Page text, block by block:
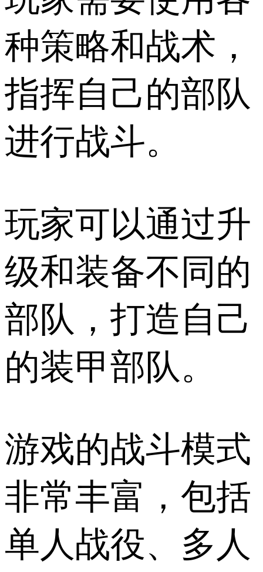
种策略和战术，
指挥自己的部队
进行战斗。
玩家可以通过升
级和装备不同的
部队，打造自己
的装甲部队。
游戏的战斗模式
非常丰富，包括
单人战役、多人